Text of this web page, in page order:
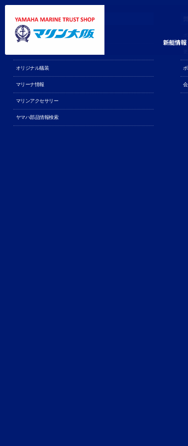
新艇情報
ボート販売関連
新艇情報
オリジナル艤装
マリーナ情報
マリンアクセサリー
ヤマハ部品情報検索